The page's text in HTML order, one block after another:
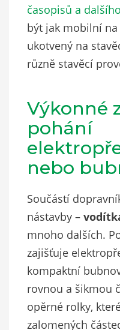
časopisů a
být jak mobilní na
ukotvený na
různě stavěcí
Výkonné
pohání
nebo
Součástí
nástavby –
mnoho dalších.
zajišťuje
kompaktní
rovnou a šikmou
opěrné rolky,
zalomených